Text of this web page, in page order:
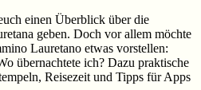
einen Überblick über die
geben. Doch vor allem möchte
Lauretano etwas vorstellen:
übernachtete ich? Dazu praktische
Reisezeit und Tipps für Apps